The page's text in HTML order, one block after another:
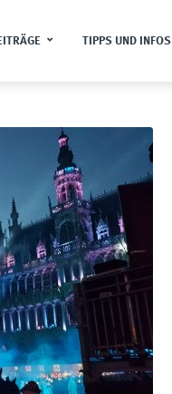
TIPPS UND INFOS